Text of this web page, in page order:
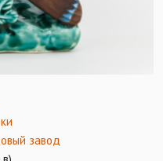
завод